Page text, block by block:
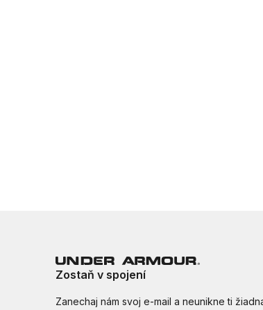
Zostaň v spojení
Zanechaj nám svoj e-mail a neunikne ti